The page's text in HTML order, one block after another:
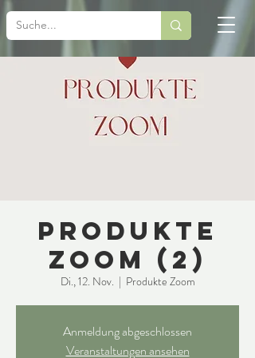
Produkte
Zoom (2)
Di., 12. Nov.
  |
Produkte Zoom
Anmeldung abgeschlossen
Veranstaltungen ansehen